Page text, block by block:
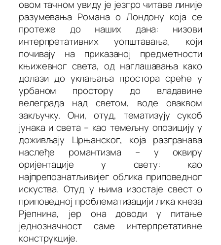
овом тачном увиду је језгро читаве линије
разумевања Романа о Лондону која се
протеже до наших дана: низови
интерпретативних уопштавања, који
почивају на приказаној предметности
књижевног света, од наглашавања како
долази до уклањања простора среће у
урбаном простору до владавине
велеграда над светом, воде оваквом
закључку. Они, отуд, тематизују сукоб
јунака и света – као темељну опозицију у
доживљају Црњанског, која разгранава
наслеђе романтизма – у оквиру
оријентације у свету: као
најпрепознатљивијег облика приповедног
искуства. Отуд у њима изостаје свест о
приповедној проблематизацији лика кнеза
Рјепнина, јер она доводи у питање
једнозначност саме интерпретативне
конструкције.